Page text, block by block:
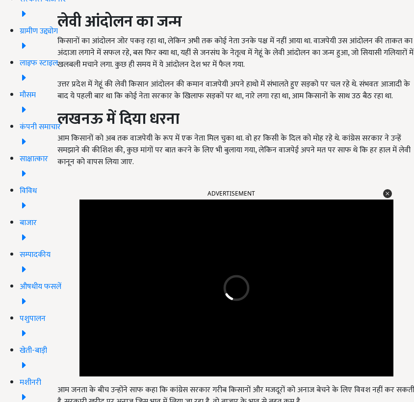
ग्रामीण उद्द्योग
लाइफ स्टाइल
मौसम
कंपनी समाचार
साक्षात्कार
विविध
बाजार
सम्पादकीय
औषधीय फसलें
पशुपालन
खेती-बाड़ी
मशीनरी
लेवी आंदोलन का जन्म
किसानों का आंदोलन जोर पकड़ रहा था, लेकिन अभी तक कोई नेता उनके पक्ष में नहीं आया था. वाजपेयी उस आंदोलन की ताकत का
अंदाजा लगाने में सफल रहे, बस फिर क्या था, यहीं से जनसंघ के नेतृत्व में गेहूं के लेवी आंदोलन का जन्म हुआ, जो सियासी गलियारों में
खलबली मचाने लगा. कुछ ही समय में ये आंदोलन देश भर में फैल गया.
उत्तर प्रदेश में गेहूं की लेवी किसान आंदोलन की कमान वाजपेयी अपने हाथो में संभालते हुए सड़को पर चल रहे थे. संभवतः आजादी के
बाद ये पहली बार था कि कोई नेता सरकार के खिलाफ सड़कों पर था, नारे लगा रहा था, आम किसानों के साथ उठ बैठ रहा था.
लखनऊ में दिया धरना
आम किसानों को अब तक वाजपेयी के रूप में एक नेता मिल चुका था. वो हर किसी के दिल को मोह रहे थे. कांग्रेस सरकार ने उन्हें
समझाने की कीशिश की, कुछ मांगों पर बात करने के लिए भी बुलाया गया, लेकिन वाजपेई अपने मत पर साफ थे कि हर हाल में लेवी
कानून को वापस लिया जाए.
आम जनता के बीच उन्होंने साफ कहा कि कांग्रेस सरकार गरीब किसानों और मजदूरों को अनाज बेचने के लिए विवश नहीं कर सकती
है. सरकारी खरीद पर अनाज जिस भाव में लिया जा रहा है, वो बाजार के भाव से बहुत कम है.